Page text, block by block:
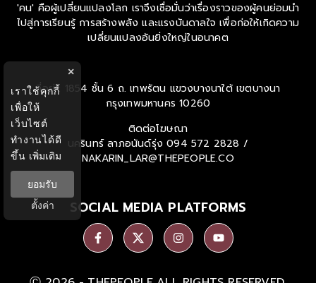
'คน' คือผู้เปลี่ยนแปลงโลก เราจึงเชื่อมั่นว่าเรื่องราวของผู้คนย่อมนำ
ไปสู่การเรียนรู้ การสร้างพลัง และแรงบันดาลใจ เพื่อก่อให้เกิดความ
เปลี่ยนแปลงอันยิ่งใหญ่ในอนาคต
ที่อยู่ : 1854 ชั้น 6 ถ. เทพรัตน แขวงบางนาใต้ เขตบางนา
กรุงเทพมหานคร 10260
ติดต่อโฆษณา
นครินทร์ ลาภอนันด์รุ่ง 094 572 2828 /
NAKARIN_LAR@THEPEOPLE.CO
SOCIAL MEDIA PLATFORMS
×
เราใช้คุกกี้
เพื่อให้
เว็บไซต์
ทำงานได้ดี
ขึ้น เพิ่มเติม
ยอมรับ
ตั้งค่า